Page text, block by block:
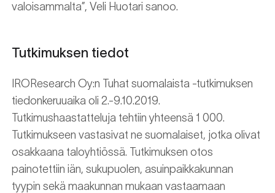
valoisammalta”, Veli Huotari sanoo.
Tutkimuksen tiedot
IROResearch Oy:n Tuhat suomalaista -tutkimuksen
tiedonkeruuaika oli 2.-9.10.2019.
Tutkimushaastatteluja tehtiin yhteensä 1 000.
Tutkimukseen vastasivat ne suomalaiset, jotka olivat
osakkaana taloyhtiössä. Tutkimuksen otos
painotettiin iän, sukupuolen, asuinpaikkakunnan
tyypin sekä maakunnan mukaan vastaamaan